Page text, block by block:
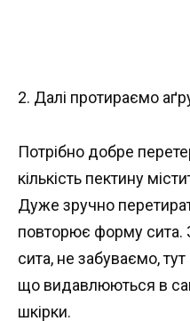
2. Далі протираємо
Потрібно добре
кількість пектину
Дуже зручно
повторює форму сита.
сита, не забуваємо,
що видавлюються в
шкірки.